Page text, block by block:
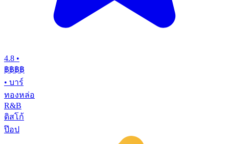
4.8 •
฿฿฿฿
• บาร์
ทองหล่อ
R&B
ดิสโก้
ป๊อป